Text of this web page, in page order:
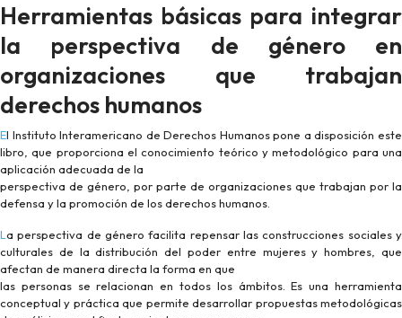
Herramientas básicas para integrar
la perspectiva de género en
organizaciones que trabajan
derechos humanos
El Instituto Interamericano de Derechos Humanos pone a disposición este
libro, que proporciona el conocimiento teórico y metodológico para una
aplicación adecuada de la
perspectiva de género, por parte de organizaciones que trabajan por la
defensa y la promoción de los derechos humanos.
La perspectiva de género facilita repensar las construcciones sociales y
culturales de la distribución del poder entre mujeres y hombres, que
afectan de manera directa la forma en que
las personas se relacionan en todos los ámbitos. Es una herramienta
conceptual y práctica que permite desarrollar propuestas metodológicas